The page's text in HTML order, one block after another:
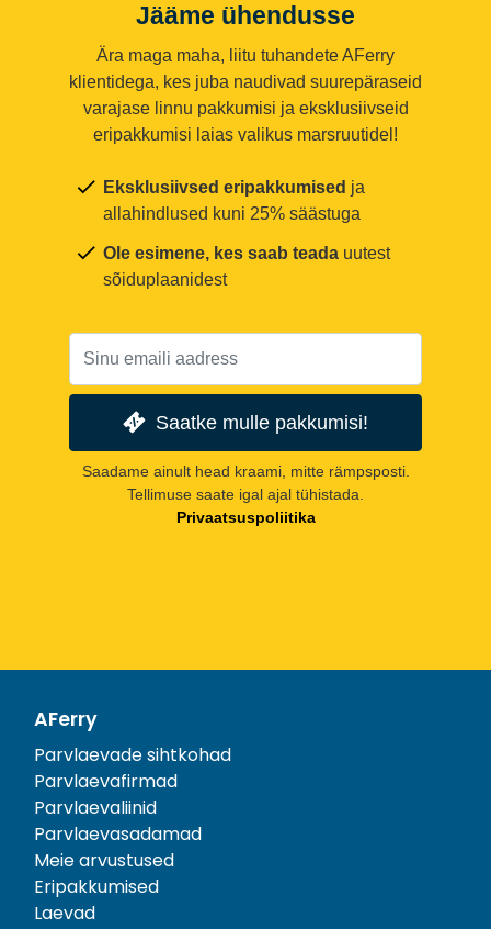
Jääme ühendusse
Ära maga maha, liitu tuhandete AFerry
klientidega, kes juba naudivad suurepäraseid
varajase linnu pakkumisi ja eksklusiivseid
eripakkumisi laias valikus marsruutidel!
Eksklusiivsed eripakkumised ja
allahindlused kuni 25% säästuga
Ole esimene, kes saab teada uutest
sõiduplaanidest
Saatke mulle pakkumisi!
Saadame ainult head kraami, mitte rämpsposti.
Tellimuse saate igal ajal tühistada.
Privaatsuspoliitika
AFerry
Parvlaevade sihtkohad
Parvlaevafirmad
Parvlaevaliinid
Parvlaevasadamad
Meie arvustused
Eripakkumised
Laevad